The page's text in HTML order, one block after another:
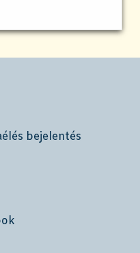
bejelentés